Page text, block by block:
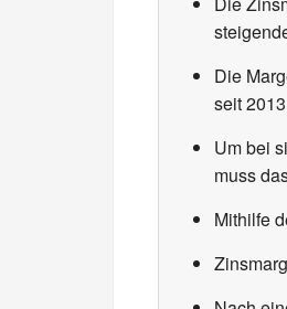
Die
seit
Um bei
muss
Mithilfe